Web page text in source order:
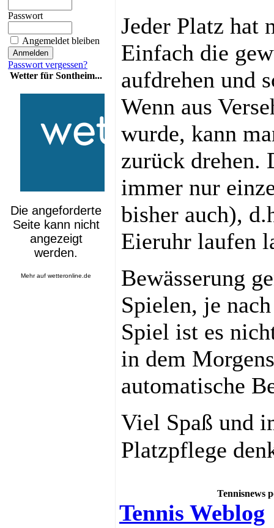
Passwort
Angemeldet bleiben
Passwort vergessen?
Wetter für Sontheim...
Mehr aufwetteronline.de
Jeder Platz hat
Einfach die
aufdrehen und
Wenn aus
wurde, kann
zurück drehen.
immer nur
bisher auch),
Eieruhr laufen
Bewässerung
Spielen, je
Spiel ist es
in dem
automatische
Viel Spaß und
Platzpflege
Tennisnews
Tennis Weblog